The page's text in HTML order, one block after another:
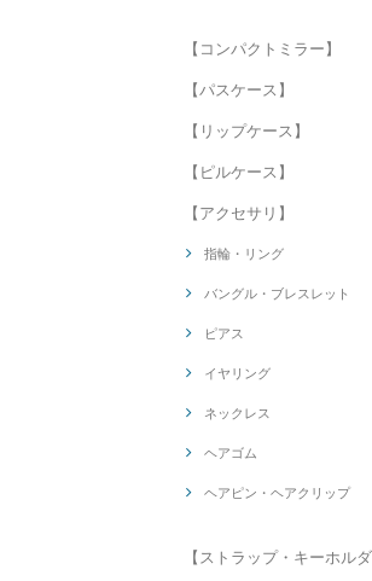
【コンパクトミラー】
【パスケース】
【リップケース】
【ピルケース】
【アクセサリ】
指輪・リング
バングル・ブレスレット
ピアス
イヤリング
ネックレス
ヘアゴム
ヘアピン・ヘアクリップ
【ストラップ・キーホルダ